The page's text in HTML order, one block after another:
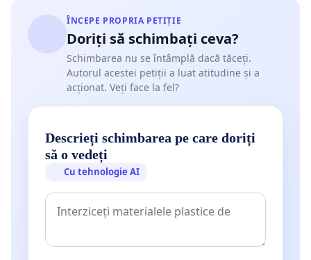
ÎNCEPE PROPRIA PETIȚIE
Doriți să schimbați ceva?
Schimbarea nu se întâmplă dacă tăceți.
Autorul acestei petiții a luat atitudine și a
acționat. Veți face la fel?
Descrieți schimbarea pe care doriți
să o vedeți
Cu tehnologie AI